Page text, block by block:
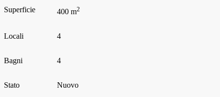
Superficie 400 m2
Locali 4
Bagni 4
Stato Nuovo